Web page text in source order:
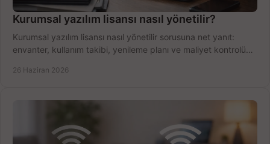
Kurumsal yazılım lisansı nasıl yönetilir?
Kurumsal yazılım lisansı nasıl yönetilir sorusuna net yanıt:
envanter, kullanım takibi, yenileme planı ve maliyet kontrolü
26 Haziran 2026